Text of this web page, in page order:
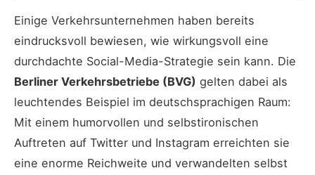
Einige Verkehrsunternehmen haben bereits
eindrucksvoll bewiesen, wie wirkungsvoll eine
durchdachte Social-Media-Strategie sein kann. Die
Berliner Verkehrsbetriebe (BVG) gelten dabei als
leuchtendes Beispiel im deutschsprachigen Raum:
Mit einem humorvollen und selbstironischen
Auftreten auf Twitter und Instagram erreichten sie
eine enorme Reichweite und verwandelten selbst